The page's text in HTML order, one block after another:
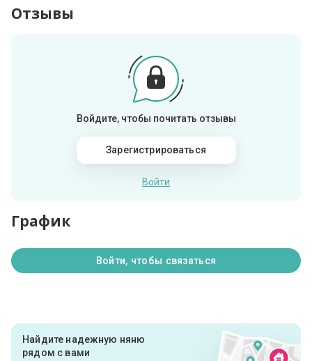
Отзывы
Войдите, чтобы почитать отзывы
Зарегистрироваться
Войти
График
Войти, чтобы связаться
Найдите надежную няню
рядом с вами